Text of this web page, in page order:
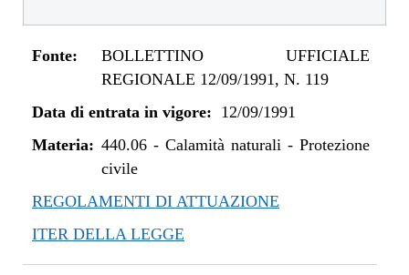
Fonte:
BOLLETTINO UFFICIALE
REGIONALE 12/09/1991, N. 119
Data di entrata in vigore: 12/09/1991
Materia: 440.06- Calamità naturali - Protezione
civile
REGOLAMENTI DI ATTUAZIONE
ITER DELLA LEGGE